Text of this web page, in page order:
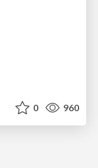
0 960